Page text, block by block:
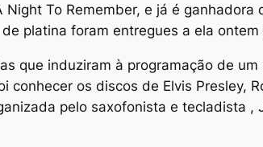
To Remember, e já é
platina foram entregues a ela
que induziram à programação de
conhecer os discos de Elvis Presley,
pelo saxofonista e tecladista ,